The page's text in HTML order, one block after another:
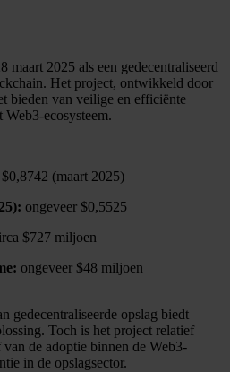
maart 2025 als een gedecentraliseerd
Het project, ontwikkeld door
bieden van veilige en efficiënte
ecosysteem.
$0,8742 (maart 2025)
ongeveer $0,5525
$727 miljoen
ongeveer $48 miljoen
gedecentraliseerde opslag biedt
Toch is het project relatief
de adoptie binnen de Web3-
in de opslagsector.